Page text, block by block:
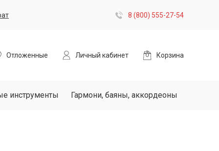
8 (800) 555-27-54
Отложенные Личный кабинет Корзина
инструменты Гармони, баяны, аккордеоны